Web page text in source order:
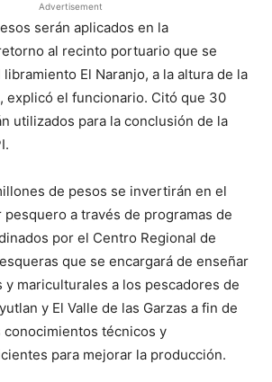
Advertisement
serán aplicados en la
al recinto portuario que se
El Naranjo, a la altura de la
explicó el funcionario. Citó que 30
utilizados para la conclusión de la
de pesos se invertirán en el
a través de programas de
por el Centro Regional de
que se encargará de enseñar
y mariculturales a los pescadores de
y El Valle de las Garzas a fin de
conocimientos técnicos y
para mejorar la producción.